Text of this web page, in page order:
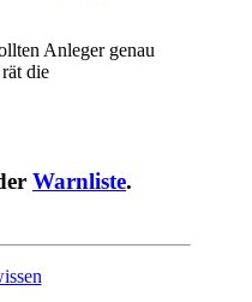
Anleger genau
die
Warnliste.